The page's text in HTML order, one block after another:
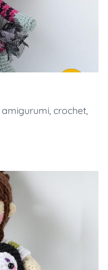
amigurumi, crochet,